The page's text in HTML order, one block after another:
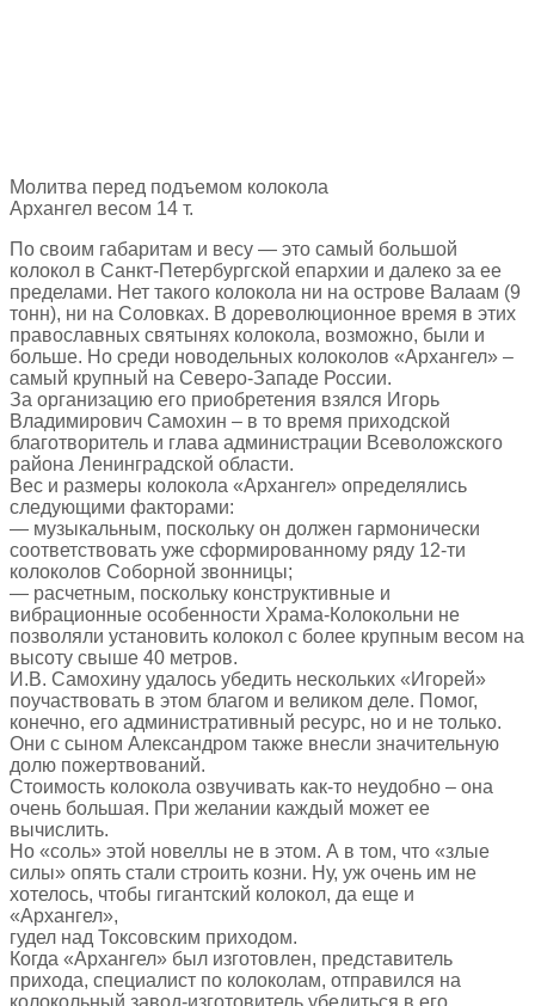
Молитва перед подъемом колокола
Архангел весом 14 т.
По своим габаритам и весу — это самый большой
колокол в Санкт-Петербургской епархии и далеко за ее
пределами. Нет такого колокола ни на острове Валаам (9
тонн), ни на Соловках. В дореволюционное время в этих
православных святынях колокола, возможно, были и
больше. Но среди новодельных колоколов «Архангел» –
самый крупный на Северо-Западе России.
За организацию его приобретения взялся Игорь
Владимирович Самохин – в то время приходской
благотворитель и глава администрации Всеволожского
района Ленинградской области.
Вес и размеры колокола «Архангел» определялись
следующими факторами:
— музыкальным, поскольку он должен гармонически
соответствовать уже сформированному ряду 12-ти
колоколов Соборной звонницы;
— расчетным, поскольку конструктивные и
вибрационные особенности Храма-Колокольни не
позволяли установить колокол с более крупным весом на
высоту свыше 40 метров.
И.В. Самохину удалось убедить нескольких «Игорей»
поучаствовать в этом благом и великом деле. Помог,
конечно, его административный ресурс, но и не только.
Они с сыном Александром также внесли значительную
долю пожертвований.
Стоимость колокола озвучивать как-то неудобно – она
очень большая. При желании каждый может ее
вычислить.
Но «соль» этой новеллы не в этом. А в том, что «злые
силы» опять стали строить козни. Ну, уж очень им не
хотелось, чтобы гигантский колокол, да еще и
«Архангел»,
гудел над Токсовским приходом.
Когда «Архангел» был изготовлен, представитель
прихода, специалист по колоколам, отправился на
колокольный завод-изготовитель убедиться в его